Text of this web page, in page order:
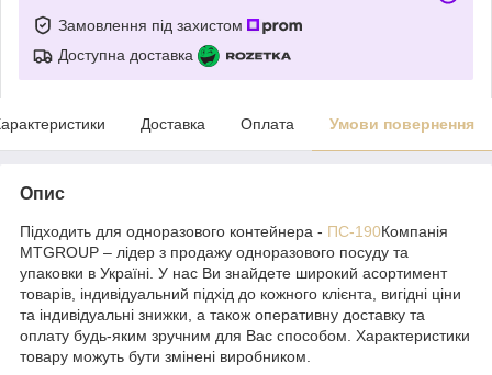
Замовлення під захистом
Доступна доставка
Доставка Оплата Умови повернення
Опис
Підходить для одноразового контейнера - ПС-190Компанія
MTGROUP – лідер з продажу одноразового посуду та
упаковки в Україні. У нас Ви знайдете широкий асортимент
товарів, індивідуальний підхід до кожного клієнта, вигідні ціни
та індивідуальні знижки, а також оперативну доставку та
оплату будь-яким зручним для Вас способом. Характеристики
товару можуть бути змінені виробником.